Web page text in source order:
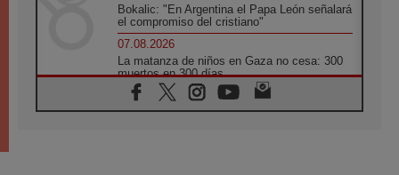
Bokalic: "En Argentina el Papa León señalará
el compromiso del cristiano"
07.08.2026
La matanza de niños en Gaza no cesa: 300
muertos en 300 días
07.08.2026
Tagle: La guerra desfigura el mundo, solo la